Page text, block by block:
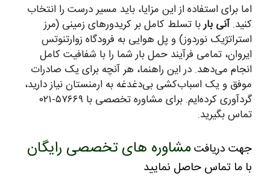
اما برای استفاده از این مزایا، باید مسیر درست را انتخاب
کنید.آنی باربا تسلط کامل بر کریدورهای زمینی (مرز
استراتژیک نوردوز) و پل هوایی به فرودگاه زوارتنوتس
ایروان، تمامی فرآیند حمل بار شما را با شفافیت کامل
انجام می‌دهد. در این راهنما، هر آنچه برای یک صادرات
موفق و یک اسباب‌کشی بی‌دغدغه به ارمنستان نیاز دارید،
گردآوری کرده‌ایم. برای مشاوره تخصصی با ۵۷۶۶۹-۰۲۱
تماس بگیرید.
جهت دریافت مشاوره های تخصصی رایگان
با ما تماس حاصل نمایید